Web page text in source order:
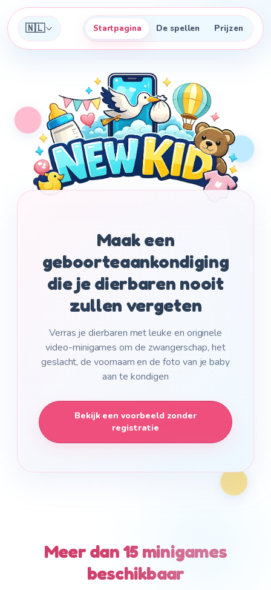
🇳🇱 Startpagina De spellen Prijzen
Maak een
geboorteaankondiging
die je dierbaren nooit
zullen vergeten
Verras je dierbaren met leuke en originele
video-minigames om de zwangerschap, het
geslacht, de voornaam en de foto van je baby
aan te kondigen
Bekijk een voorbeeld zonder
registratie
Meer dan 15 minigames
beschikbaar